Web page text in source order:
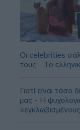
Οι celebrities
τους - Το
Γιατί είναι
μας - Η